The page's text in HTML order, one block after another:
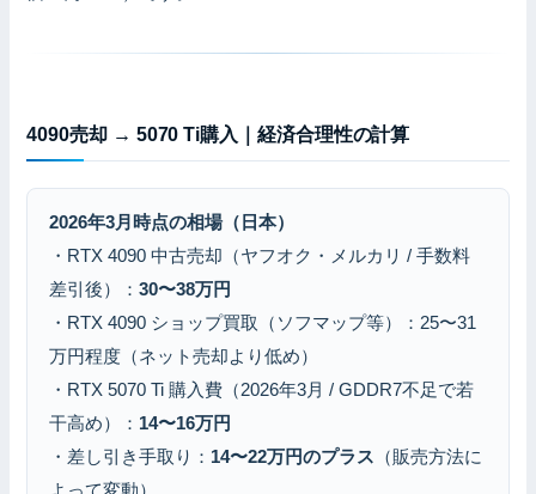
4090売却 → 5070 Ti購入｜経済合理性の計算
2026年3月時点の相場（日本）
・RTX 4090 中古売却（ヤフオク・メルカリ / 手数料
差引後）：30〜38万円
・RTX 4090 ショップ買取（ソフマップ等）：25〜31
万円程度（ネット売却より低め）
・RTX 5070 Ti 購入費（2026年3月 / GDDR7不足で若
干高め）： 14〜16万円
・差し引き手取り： 14〜22万円のプラス （販売方法に
よって変動）